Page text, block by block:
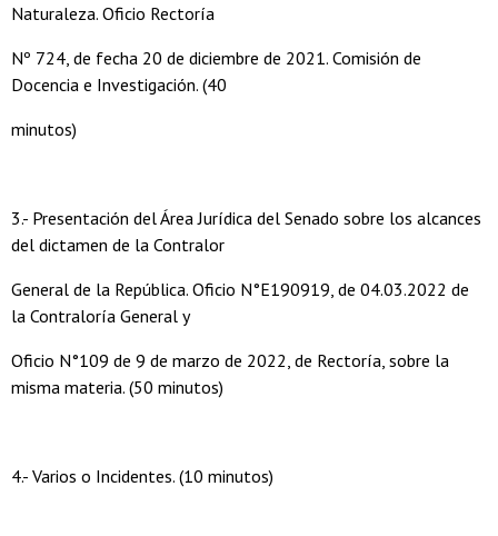
Naturaleza. Oficio Rectoría
Nº 724, de fecha 20 de diciembre de 2021. Comisión de
Docencia e Investigación. (40
minutos)
3.- Presentación del Área Jurídica del Senado sobre los alcances
del dictamen de la Contralor
General de la República. Oficio N°E190919, de 04.03.2022 de
la Contraloría General y
Oficio N°109 de 9 de marzo de 2022, de Rectoría, sobre la
misma materia. (50 minutos)
4.- Varios o Incidentes. (10 minutos)